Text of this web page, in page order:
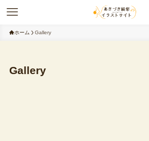
ホーム Gallery
Gallery